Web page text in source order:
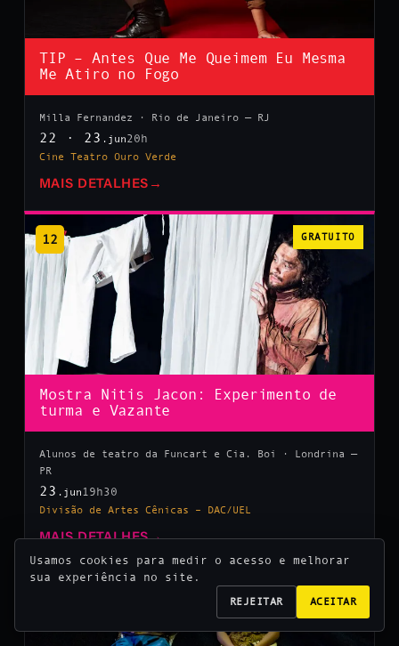
TIP – Antes Que Me Queimem Eu Mesma
Me Atiro no Fogo
Milla Fernandez · Rio de Janeiro — RJ
22 · 23 .jun20h
Cine Teatro Ouro Verde
MAIS DETALHES →
12 GRATUITO
Mostra Nitis Jacon: Experimento de
turma e Vazante
Alunos de teatro da Funcart e Cia. Boi · Londrina —
PR
23 .jun 19h30
Divisão de Artes Cênicas – DAC/UEL
MAIS DETALHES→
Usamos cookies para medir o acesso e melhorar
sua experiência no site.
REJEITAR ACEITAR